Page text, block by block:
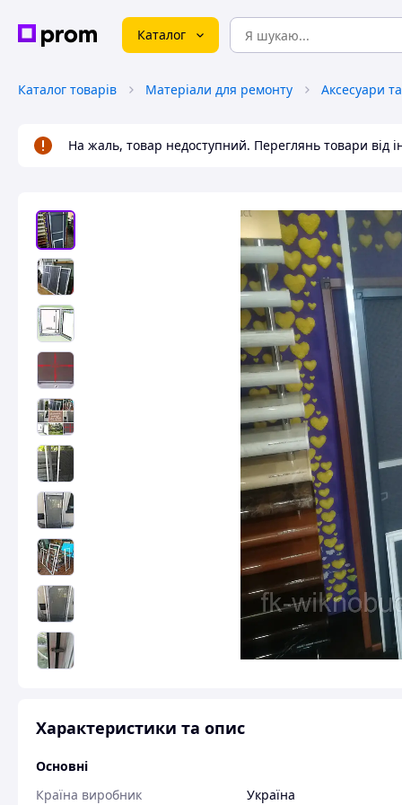
Каталог
Каталог товарів Матеріали для ремонту
На жаль, товар недоступний. Переглянь товари від
Характеристики та опис
Основні
Країна виробник
Україна